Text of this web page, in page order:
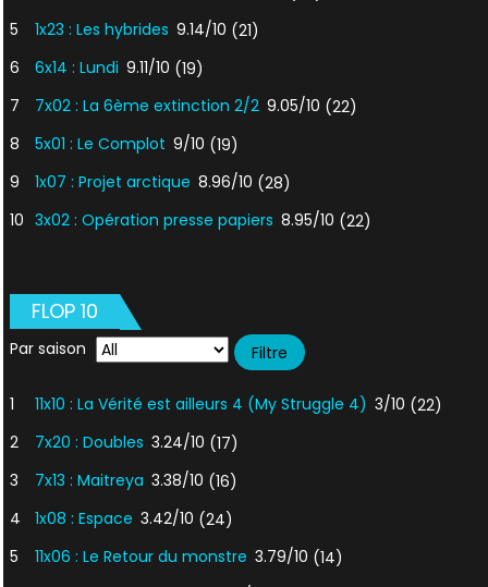
5
1x23 : Les hybrides 9.14/10 (21)
6
6x14 : Lundi 9.11/10 (19)
7
7x02 : La 6ème extinction 2/2 9.05/10 (22)
8
5x01 : Le Complot 9/10 (19)
9
1x07 : Projet arctique 8.96/10 (28)
10 3x02 : Opération presse papiers 8.95/10 (22)
FLOP 10
Par saison
1 11x10 : La Vérité est ailleurs 4 (My Struggle 4) 3/10 (22)
2
7x20 : Doubles 3.24/10 (17)
3
7x13 : Maitreya 3.38/10 (16)
4
1x08 : Espace 3.42/10 (24)
5
11x06 : Le Retour du monstre 3.79/10 (14)